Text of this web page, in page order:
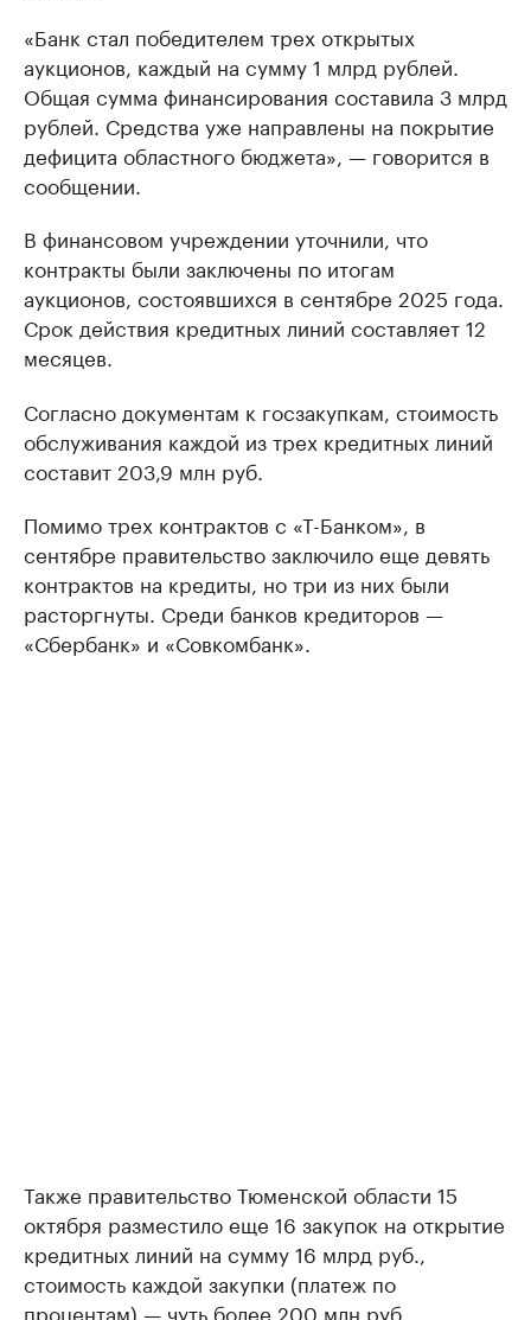
«Банк стал победителем трех открытых
аукционов, каждый на сумму 1 млрд рублей.
Общая сумма финансирования составила 3 млрд
рублей. Средства уже направлены на покрытие
дефицита областного бюджета», — говорится в
сообщении.
В финансовом учреждении уточнили, что
контракты были заключены по итогам
аукционов, состоявшихся в сентябре 2025 года.
Срок действия кредитных линий составляет 12
месяцев.
Согласно документам к госзакупкам, стоимость
обслуживания каждой из трех кредитных линий
составит 203,9 млн руб.
Помимо трех контрактов с «Т-Банком», в
сентябре правительство заключило еще девять
контрактов на кредиты, но три из них были
расторгнуты. Среди банков кредиторов —
«Сбербанк» и «Совкомбанк».
Также правительство Тюменской области 15
октября разместило еще 16 закупок на открытие
кредитных линий на сумму 16 млрд руб.,
стоимость каждой закупки (платеж по
процентам) — чуть более 200 млн руб.